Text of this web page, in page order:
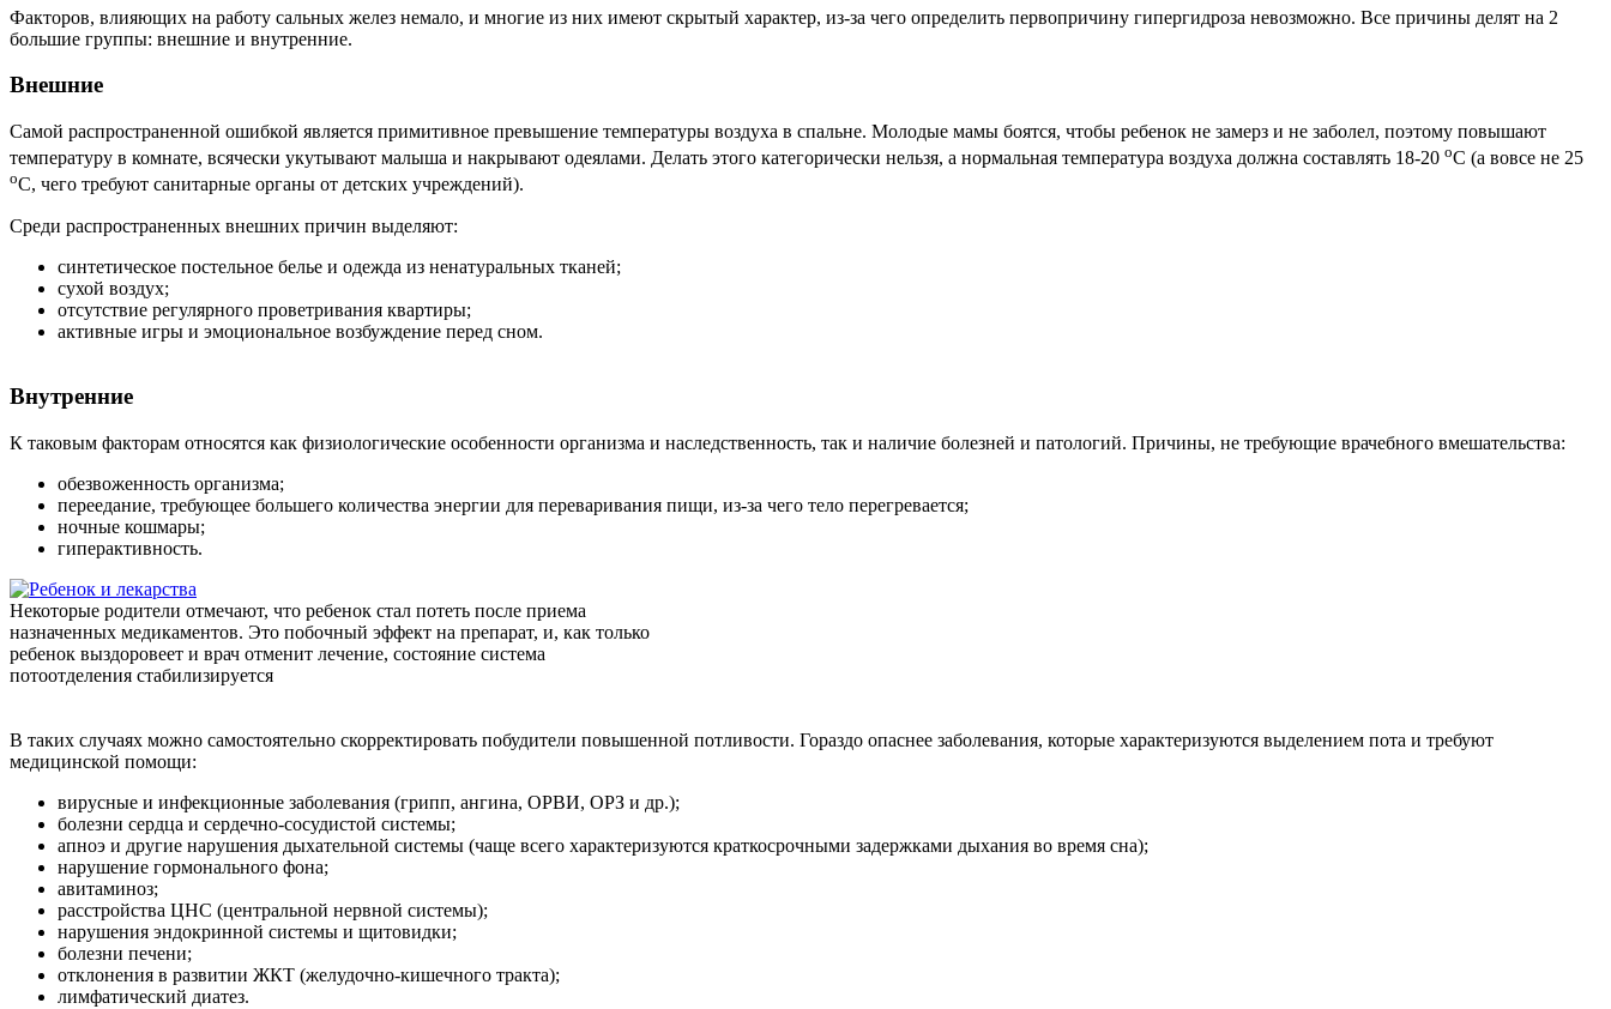
Факторов, влияющих на работу сальных желез немало, и многие из них имеют скрытый характер, из-за чего определить первопричину гипергидроза невозможно. Все причины делят на 2
большие группы: внешние и внутренние.
Внешние
Самой распространенной ошибкой является примитивное превышение температуры воздуха в спальне. Молодые мамы боятся, чтобы ребенок не замерз и не заболел, поэтому повышают
температуру в комнате, всячески укутывают малыша и накрывают одеялами. Делать этого категорически нельзя, а нормальная температура воздуха должна составлять 18-20 оС (а вовсе не 25
оС, чего требуют санитарные органы от детских учреждений).
Среди распространенных внешних причин выделяют:
синтетическое постельное белье и одежда из ненатуральных тканей;
сухой воздух;
отсутствие регулярного проветривания квартиры;
активные игры и эмоциональное возбуждение перед сном.
Внутренние
К таковым факторам относятся как физиологические особенности организма и наследственность, так и наличие болезней и патологий. Причины, не требующие врачебного вмешательства:
обезвоженность организма;
переедание, требующее большего количества энергии для переваривания пищи, из-за чего тело перегревается;
ночные кошмары;
гиперактивность.
Некоторые родители отмечают, что ребенок стал потеть после приема
назначенных медикаментов. Это побочный эффект на препарат, и, как только
ребенок выздоровеет и врач отменит лечение, состояние система
потоотделения стабилизируется
В таких случаях можно самостоятельно скорректировать побудители повышенной потливости. Гораздо опаснее заболевания, которые характеризуются выделением пота и требуют
медицинской помощи:
вирусные и инфекционные заболевания (грипп, ангина, ОРВИ, ОРЗ и др.);
болезни сердца и сердечно-сосудистой системы;
апноэ и другие нарушения дыхательной системы (чаще всего характеризуются краткосрочными задержками дыхания во время сна);
нарушение гормонального фона;
авитаминоз;
расстройства ЦНС (центральной нервной системы);
нарушения эндокринной системы и щитовидки;
болезни печени;
отклонения в развитии ЖКТ (желудочно-кишечного тракта);
лимфатический диатез.